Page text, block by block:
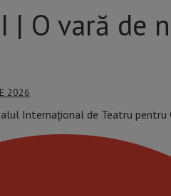
| O vară
2026